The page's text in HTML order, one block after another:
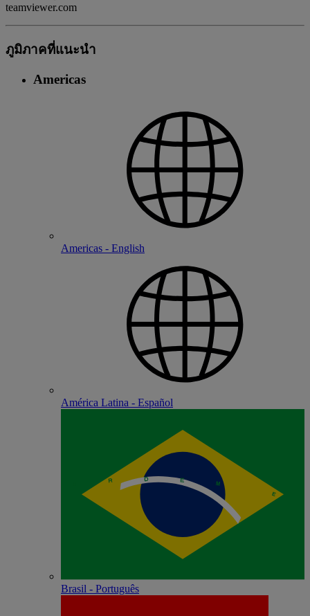
teamviewer.com
ภูมิภาคที่แนะนํา
Americas
Americas - English
América Latina - Español
Brasil - Português